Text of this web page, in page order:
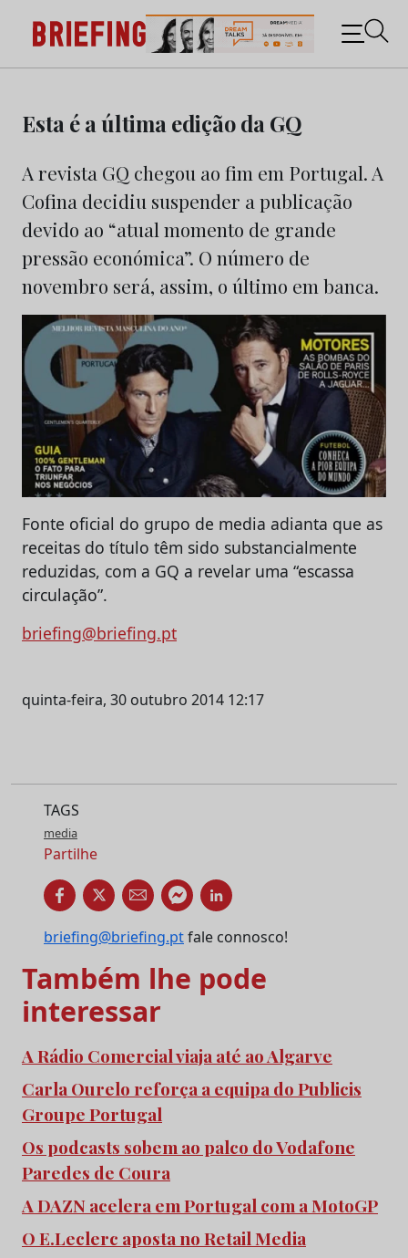
content
Briefing: Todas as notícias sobre os negócios do
Marketing e da Publicidade
Esta é a última edição da GQ
A revista GQ chegou ao fim em Portugal. A
Cofina decidiu suspender a publicação
devido ao “atual momento de grande
pressão económica”. O número de
novembro será, assim, o último em banca.
Fonte oficial do grupo de media adianta que as
receitas do título têm sido substancialmente
reduzidas, com a GQ a revelar uma “escassa
circulação”.
briefing@briefing.pt
quinta-feira, 30 outubro 2014 12:17
TAGS
media
Partilhe
briefing@briefing.ptfale connosco!
Também lhe pode
interessar
A Rádio Comercial viaja até ao Algarve
Carla Ourelo reforça a equipa do Publicis
Groupe Portugal
Os podcasts sobem ao palco do Vodafone
Paredes de Coura
A DAZN acelera em Portugal com a MotoGP
O E.Leclerc aposta no Retail Media